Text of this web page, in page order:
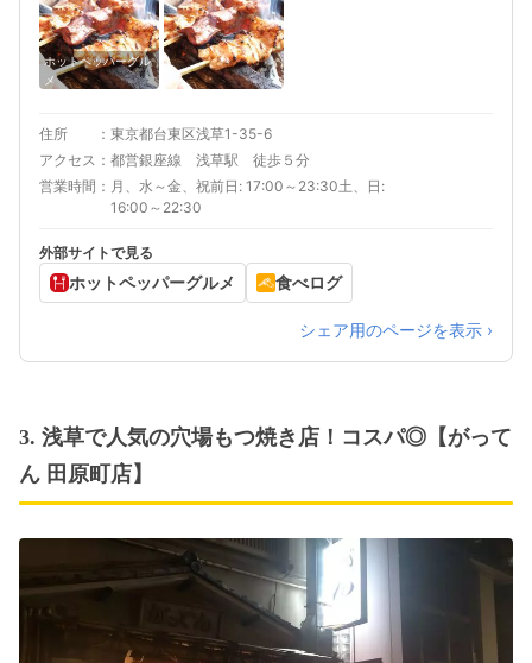
ホットペッパーグル
メ
住所
東京都台東区浅草1-35-6
アクセス
都営銀座線 浅草駅 徒歩５分
営業時間
月、水～金、祝前日: 17:00～23:30土、日:
16:00～22:30
外部サイトで見る
ホットペッパーグルメ 食べログ
シェア用のページを表示 ›
3. 浅草で人気の穴場もつ焼き店！コスパ◎【がって
ん 田原町店】